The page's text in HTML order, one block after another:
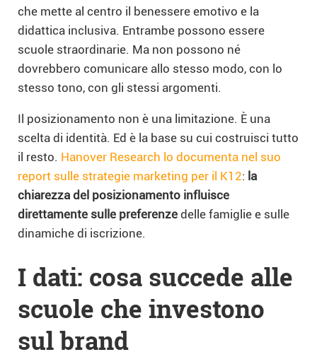
che mette al centro il benessere emotivo e la
didattica inclusiva. Entrambe possono essere
scuole straordinarie. Ma non possono né
dovrebbero comunicare allo stesso modo, con lo
stesso tono, con gli stessi argomenti.
Il posizionamento non è una limitazione. È una
scelta di identità. Ed è la base su cui costruisci tutto
il resto. Hanover Research lo documenta nel suo
report sulle strategie marketing per il K12: la
chiarezza del posizionamento influisce
direttamente sulle preferenze delle famiglie e sulle
dinamiche di iscrizione.
I dati: cosa succede alle
scuole che investono
sul brand